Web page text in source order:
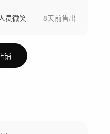
员微笑 8天前售出
铺